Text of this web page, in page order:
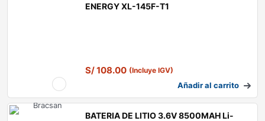
ENERGY XL-145F-T1
S/108.00 (Incluye IGV)
Añadir al carrito
BATERIA DE LITIO 3.6V 8500MAH Li-